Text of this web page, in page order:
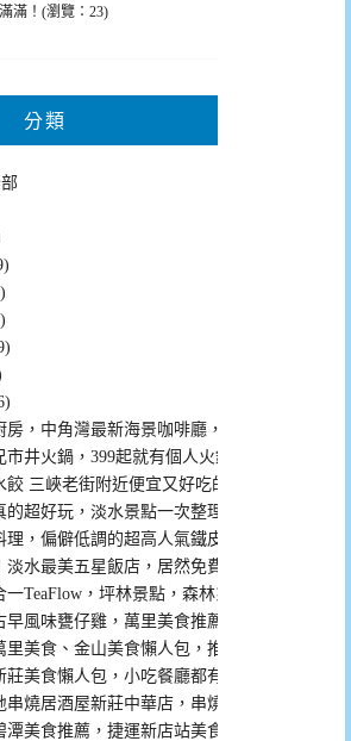
滿！(瀏覽：23)
分類
房，中角灣最新海景咖啡廳，飲料好喝景觀超
市井火鍋，399起就有個人火鍋自助吧吃到飽
餃 三峽老街附近便宜又好吃的水餃(菜單)
的超好玩，淡水景點一次整理給你！
理，偏僻低調的超高人氣鐵皮屋土雞城，沒有
淡水最美五星飯店，居然免費招待小孩入住，
一TeaFlow，坪林景點，森林系咖啡廳，來個
早風味甕仔雞，萬里美食推薦，桌菜菜單CP值
里美食、金山美食懶人包，推薦必吃的都在這
莊美食懶人包，小吃餐廳都有，看這篇讓你吃
串燒居酒屋新莊中華店，串燒19元起就有，破
潭美食推薦，捷運新店站美食懶人包！